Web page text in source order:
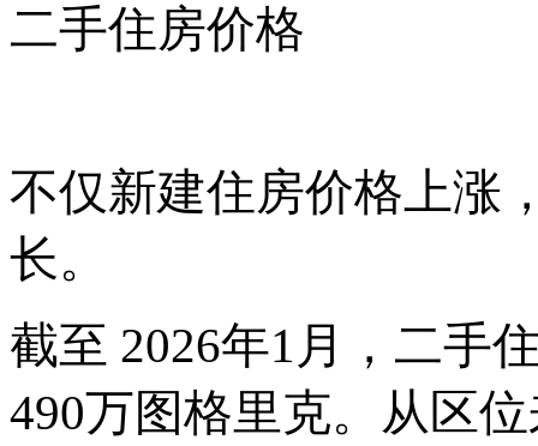
二手住房价格
不仅新建住房价格上涨
长。
截至 2026年1月，二手
490万图格里克。从区